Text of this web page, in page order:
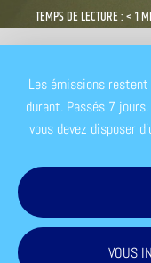
TEMPS DE LECTURE : < 1
Les émissions
durant. Passés 7
vous devez disposer
VOUS